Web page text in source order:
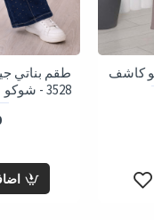
3528 - شوكو